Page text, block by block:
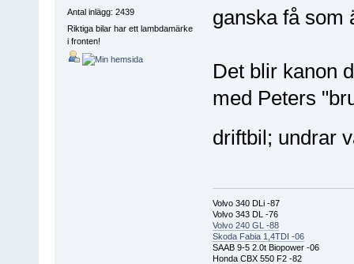
Antal inlägg: 2439
Riktiga bilar har ett lambdamärke
i fronten!
ganska få
Det blir kanon
med Peters
driftbil; undrar
Volvo 340 DLi -87
Volvo 343 DL -76
Volvo 240 GL -88
Skoda Fabia 1,4TDI -06
SAAB 9-5 2.0t Biopower -06
Honda CBX 550 F2 -82